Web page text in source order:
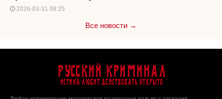
2026-03-31 08:25
Все новости →
Русский Криминал
Истина любит действовать открыто